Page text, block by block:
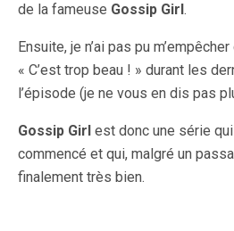
de la fameuse Gossip Girl .
Ensuite, je n’ai pas pu
« C’est trop beau ! » durant les
l’épisode (je ne vous en dis pas
Gossip Girl est donc une série
commencé et qui, malgré un
finalement très bien.